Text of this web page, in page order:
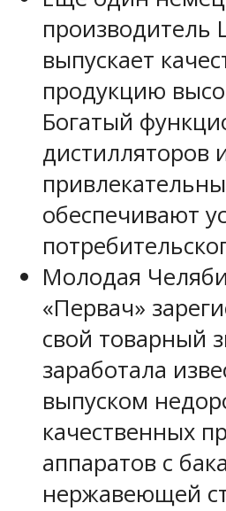
производитель
выпускает
продукцию
Богатый
дистилляторов
обеспечивают
Молодая
«Первач»
свой товарный
заработала
выпуском
качественных
аппаратов с
нержавеющей